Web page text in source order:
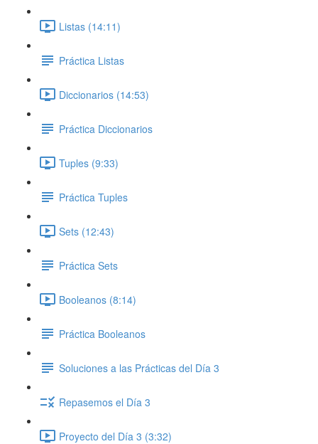
Listas (14:11)
Práctica Listas
Diccionarios (14:53)
Práctica Diccionarios
Tuples (9:33)
Práctica Tuples
Sets (12:43)
Práctica Sets
Booleanos (8:14)
Práctica Booleanos
Soluciones a las Prácticas del Día 3
Repasemos el Día 3
Proyecto del Día 3 (3:32)